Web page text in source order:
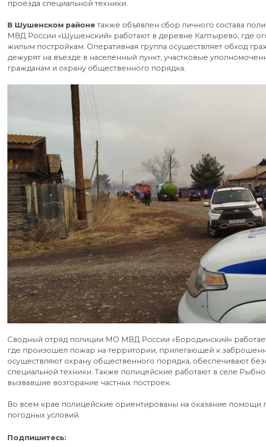
проезда специальной техники.
В Шушенском районе также объявлен сбор личного состава
МВД России «Шушенский» работают в деревне Каптырево, где
жилым постройкам. Оперативная группа осуществляет обход
дежурят на въезде в населенный пункт, участковые
гражданам и охрану общественного порядка.
Сводный отряд полиции МО МВД России «Бородинский»
где произошёл пожар на территории, прилегающей к
осуществляют охрану общественного порядка, обеспечивают
специальной техники. Также полицейские работают в селе
вызвавшие возгорание частных построек.
Во всем крае полицейские ориентированы на оказание помощи
погодных условий.
Подпишитесь: